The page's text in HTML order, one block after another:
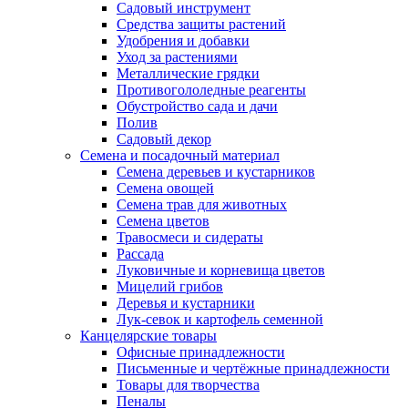
Садовый инструмент
Средства защиты растений
Удобрения и добавки
Уход за растениями
Металлические грядки
Противогололедные реагенты
Обустройство сада и дачи
Полив
Садовый декор
Семена и посадочный материал
Семена деревьев и кустарников
Семена овощей
Семена трав для животных
Семена цветов
Травосмеси и сидераты
Рассада
Луковичные и корневища цветов
Мицелий грибов
Деревья и кустарники
Лук-севок и картофель семенной
Канцелярские товары
Офисные принадлежности
Письменные и чертёжные принадлежности
Товары для творчества
Пеналы